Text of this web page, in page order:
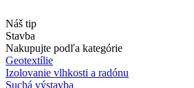
Náš tip
Stavba
Nakupujte podľa kategórie
Geotextílie
Izolovanie vlhkosti a radónu
Suchá výstavba